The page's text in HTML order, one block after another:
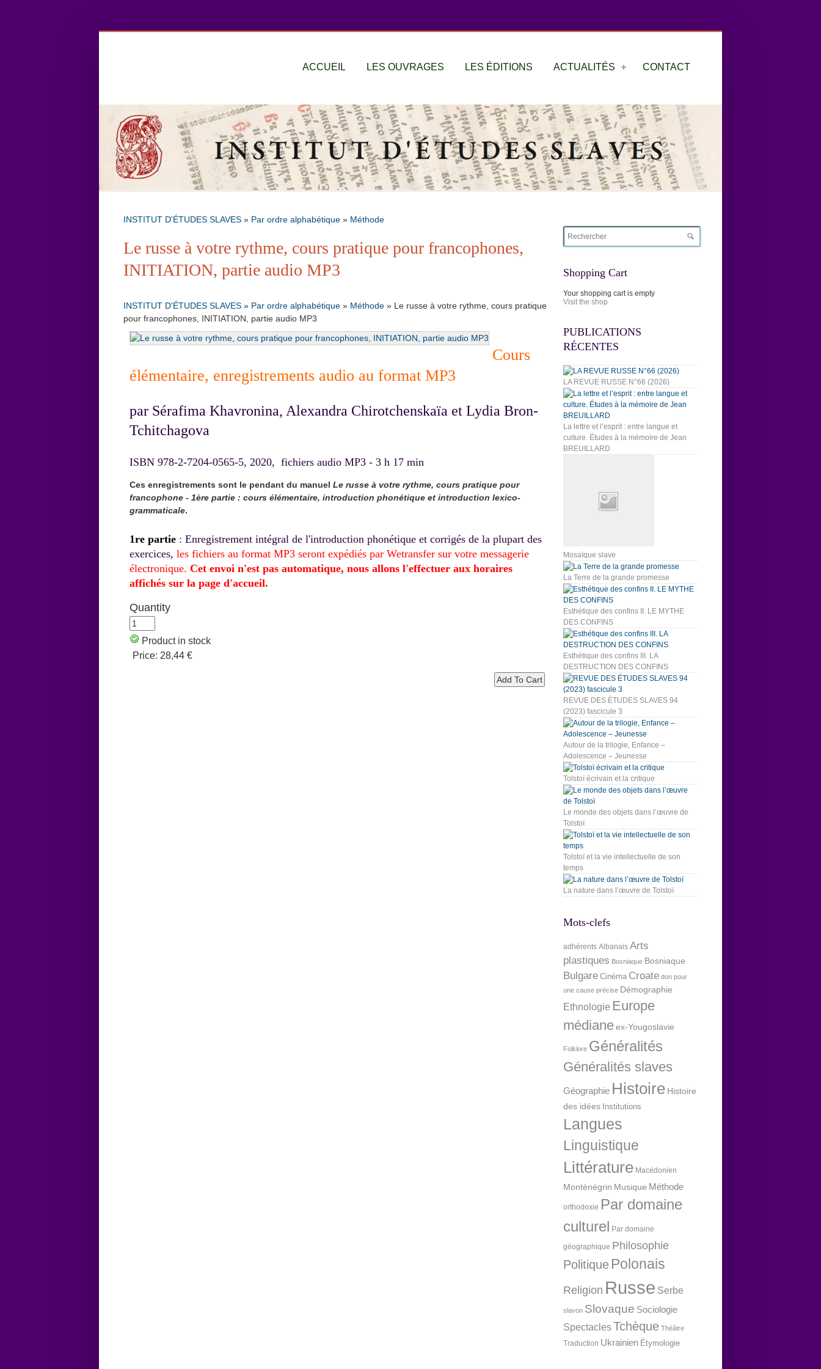
ACCUEIL LES OUVRAGES LES ÉDITIONS ACTUALITÉS CONTACT
INSTITUT D'ÉTUDES SLAVES » Par ordre alphabétique » Méthode
Le russe à votre rythme, cours pratique pour francophones,
INITIATION, partie audio MP3
INSTITUT D'ÉTUDES SLAVES » Par ordre alphabétique » Méthode » Le russe à votre rythme, cours pratique
pour francophones, INITIATION, partie audio MP3
Cours
élémentaire, enregistrements audio au format MP3
par Sérafima Khavronina, Alexandra Chirotchenskaïa et Lydia Bron-
Tchitchagova
ISBN 978-2-7204-0565-5, 2020, fichiers audio MP3 - 3 h 17 min
Ces enregistrements sont le pendant du manuel Le russe à votre rythme, cours pratique pour
francophone - 1ère partie : cours élémentaire, introduction phonétique et introduction lexico-
grammaticale.
1re partie : Enregistrement intégral de l'introduction phonétique et corrigés de la plupart des
exercices, les fichiers au format MP3 seront expédiés par Wetransfer sur votre messagerie
électronique. Cet envoi n'est pas automatique, nous allons l'effectuer aux horaires
affichés sur la page d'accueil.
Quantity
Product in stock
Price: 28,44 €
Shopping Cart
Your shopping cart is empty
Visit the shop
PUBLICATIONS
RÉCENTES
LA REVUE RUSSE N°66 (2026)
La lettre et l’esprit : entre langue et
culture. Études à la mémoire de Jean
BREUILLARD
Mosaïque slave
La Terre de la grande promesse
Esthétique des confins II. LE MYTHE
DES CONFINS
Esthétique des confins III. LA
DESTRUCTION DES CONFINS
REVUE DES ÉTUDES SLAVES 94
(2023) fascicule 3
Autour de la trilogie, Enfance –
Adolescence – Jeunesse
Tolstoï écrivain et la critique
Le monde des objets dans l’œuvre de
Tolstoï
Tolstoï et la vie intellectuelle de son
temps
La nature dans l’œuvre de Tolstoï
Mots-clefs
adhérents Albanais Arts
plastiques Bosniaque Bosniaque
Bulgare Cinéma Croate don pour
une cause précise Démographie
Ethnologie Europe
médianeex-Yougoslavie
Folklore Généralités
Généralités slaves
Géographie Histoire Histoire
des idées Institutions
Langues
Linguistique
Littérature Macédonien
Monténégrin Musique Méthode
orthodoxie Par domaine
culturel Par domaine
géographique Philosophie
Politique Polonais
Religion Russe Serbe
slavon Slovaque Sociologie
SpectaclesTchèque Théâtre
Traduction Ukrainien Étymologie